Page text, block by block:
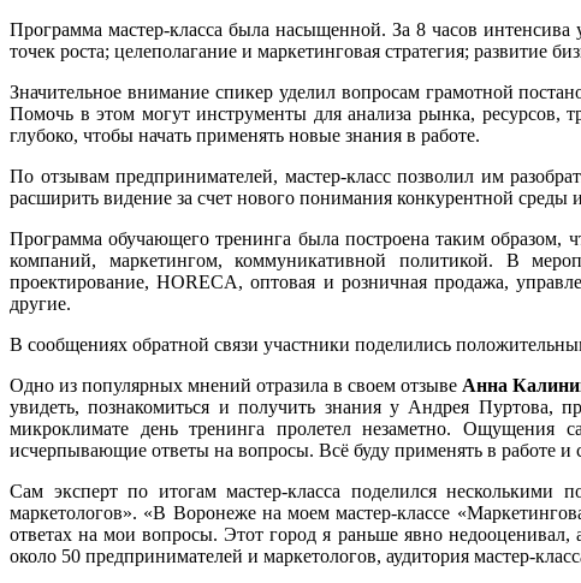
Программа мастер-класса была насыщенной. За 8 часов интенсива
точек роста; целеполагание и маркетинговая стратегия; развитие
Значительное внимание спикер уделил вопросам грамотной
Помочь в этом могут инструменты для анализа рынка, ресурсов,
глубоко, чтобы начать применять новые знания в работе.
По отзывам предпринимателей, мастер-класс позволил им
расширить видение за счет нового понимания конкурентной среды
Программа обучающего тренинга была построена таким образом,
компаний, маркетингом, коммуникативной политикой. В
проектирование, HORECA, оптовая и розничная продажа,
другие.
В сообщениях обратной связи участники поделились
Одно из популярных мнений отразила в своем отзыве Анна
увидеть, познакомиться и получить знания у Андрея Пуртова,
микроклимате день тренинга пролетел незаметно.
исчерпывающие ответы на вопросы. Всё буду применять в работе и
Сам эксперт по итогам мастер-класса поделился
маркетологов». «В Воронеже на моем мастер-классе
ответах на мои вопросы. Этот город я раньше явно недооценивал,
около 50 предпринимателей и маркетологов, аудитория мастер-